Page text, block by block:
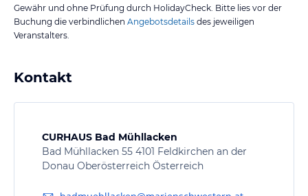
Gewähr und ohne Prüfung durch HolidayCheck. Bitte lies vor der
Buchung die verbindlichen Angebotsdetails des jeweiligen
Veranstalters.
Kontakt
CURHAUS Bad Mühllacken
Bad Mühllacken 55 4101 Feldkirchen an der
Donau Oberösterreich Österreich